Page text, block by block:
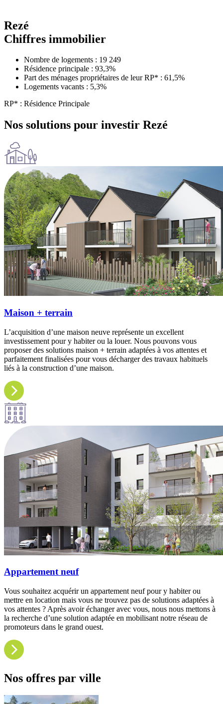
Rezé
Chiffres immobilier
Nombre de logements : 19 249
Résidence principale : 93,3%
Part des ménages propriétaires de leur RP* : 61,5%
Logements vacants : 5,3%
RP* : Résidence Principale
Nos solutions pour investir Rezé
Maison + terrain
L’acquisition d’une maison neuve représente un excellent
investissement pour y habiter ou la louer. Nous pouvons vous
proposer des solutions maison + terrain adaptées à vos attentes et
parfaitement finalisées pour vous décharger des travaux habituels
liés à la construction d’une maison.
Appartement neuf
Vous souhaitez acquérir un appartement neuf pour y habiter ou
mettre en location mais vous ne trouvez pas de solutions adaptées à
vos attentes ? Après avoir échanger avec vous, nous nous mettons à
la recherche d’une solution adaptée en mobilisant notre réseau de
promoteurs dans le grand ouest.
Nos offres par ville